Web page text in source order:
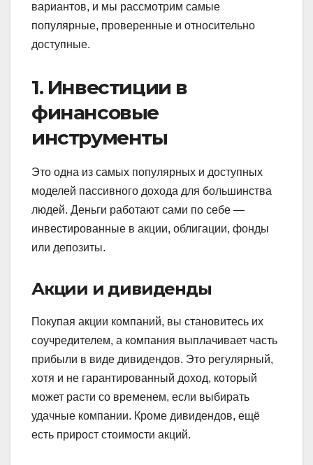
вариантов, и мы рассмотрим самые
популярные, проверенные и относительно
доступные.
1. Инвестиции в
финансовые
инструменты
Это одна из самых популярных и доступных
моделей пассивного дохода для большинства
людей. Деньги работают сами по себе —
инвестированные в акции, облигации, фонды
или депозиты.
Акции и дивиденды
Покупая акции компаний, вы становитесь их
соучредителем, а компания выплачивает часть
прибыли в виде дивидендов. Это регулярный,
хотя и не гарантированный доход, который
может расти со временем, если выбирать
удачные компании. Кроме дивидендов, ещё
есть прирост стоимости акций.